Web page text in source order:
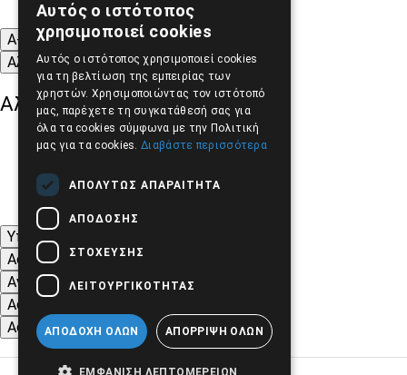
A- A+
A
Αλλαγή Γραμματοσειράς
Αλλαγή Χρώματος
Υπογράμμιση συνδέσμων
Ασπρόμαυρες Εικόνες
Αντίθεση Χρωμάτων και Εικόνων
Αφαίρεση κινούμενων εικόνων
Αφαίρεση Στυλ
Αυτός ο ιστότοπος
χρησιμοποιεί cookies
Αυτός ο ιστότοπος χρησιμοποιεί cookies
για τη βελτίωση της εμπειρίας των
χρηστών. Χρησιμοποιώντας τον ιστότοπό
μας, παρέχετε τη συγκατάθεσή σας για
όλα τα cookies σύμφωνα με την Πολιτική
μας για τα cookies. Διαβάστε περισσότερα
ΑΠΟΛΎΤΩΣ ΑΠΑΡΑΊΤΗΤΑ
ΑΠΌΔΟΣΗΣ
ΣΤΌΧΕΥΣΗΣ
ΛΕΙΤΟΥΡΓΙΚΌΤΗΤΑΣ
ΑΠΟΔΟΧΉ ΌΛΩΝ ΑΠΌΡΡΙΨΗ ΌΛΩΝ
ΕΜΦΆΝΙΣΗ ΛΕΠΤΟΜΕΡΕΙΏΝ